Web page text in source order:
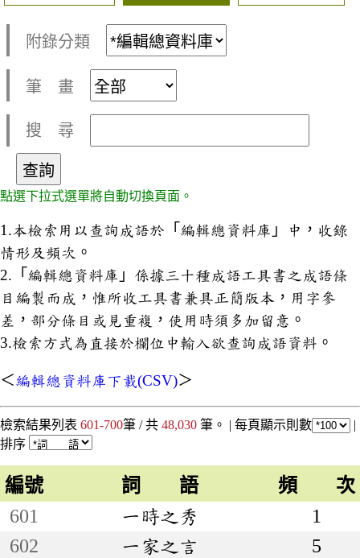
附錄分類
筆 畫
搜 尋
點選下拉式選單將自動切換頁面。
1.本檢索用以查詢成語於「編輯總資料庫」中，收錄
情形及頻次。
2.「編輯總資料庫」係據三十種成語工具書之成語條
目編製而成，惟所收工具書兼具正簡版本，用字參
差，部分條目或見重複，使用時須多加留意。
3.檢索方式為直接於欄位中輸入欲查詢成語資料。
＜編輯總資料庫下載(CSV)＞
檢索結果列表 601-700筆 / 共 48,030 筆。 | 每頁顯示則數
|
排序
編號 詞 語
頻 次
601
一時之秀
1
602
一家之言
5